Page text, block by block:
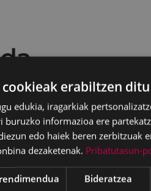
erabiltzen ditu
edukia, iragarkiak
buruzko informazioa ere
edo haiek beren zerbitzuak
dezaketenak. Pribatutasun-
Bideratzea